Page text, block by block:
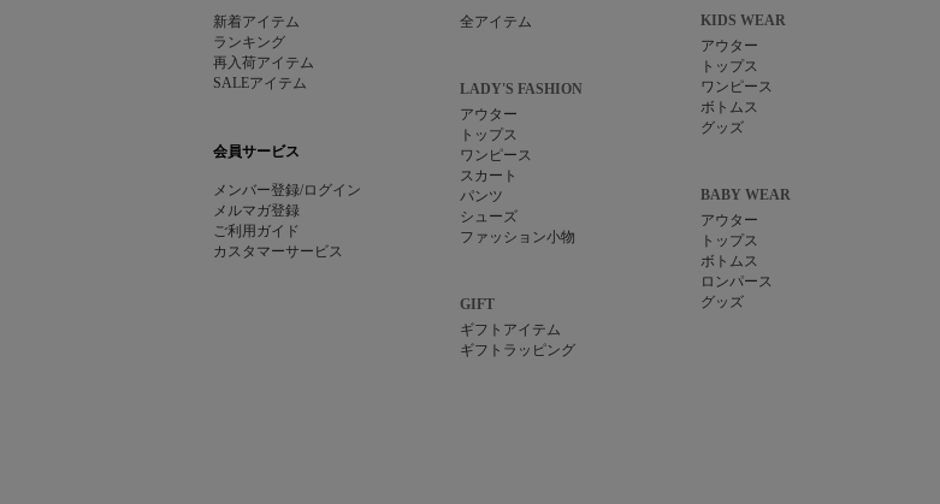
新着アイテム
ランキング
再入荷アイテム
SALEアイテム
会員サービス
メンバー登録/ログイン
メルマガ登録
ご利用ガイド
カスタマーサービス
全アイテム
LADY'S FASHION
アウター
トップス
ワンピース
スカート
パンツ
シューズ
ファッション小物
GIFT
ギフトアイテム
ギフトラッピング
KIDS WEAR
アウター
トップス
ワンピース
ボトムス
グッズ
BABY WEAR
アウター
トップス
ボトムス
ロンパース
グッズ